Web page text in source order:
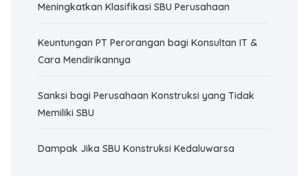
Meningkatkan Klasifikasi SBU Perusahaan
Keuntungan PT Perorangan bagi Konsultan IT &
Cara Mendirikannya
Sanksi bagi Perusahaan Konstruksi yang Tidak
Memiliki SBU
Dampak Jika SBU Konstruksi Kedaluwarsa